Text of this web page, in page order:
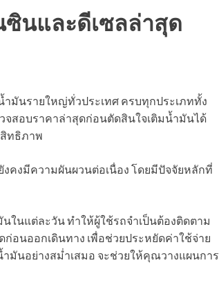
ซินและดีเซลล่าสุด
ำมันรายใหญ่ทั่วประเทศ ครบทุกประเภททั้ง
จสอบราคาล่าสุดก่อนตัดสินใจเติมน้ำมันได้
สิทธิภาพ
งคงมีความผันผวนต่อเนื่อง โดยมีปัจจัยหลักที่
ในแต่ละวัน ทำให้ผู้ใช้รถจำเป็นต้องติดตาม
อนออกเดินทาง เพื่อช่วยประหยัดค่าใช้จ่าย
มันอย่างสม่ำเสมอ จะช่วยให้คุณวางแผนการ